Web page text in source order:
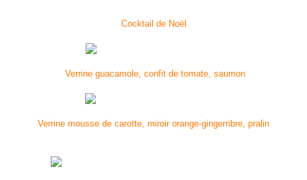
Cocktail de Noël
Verrine guacamole, confit de tomate, saumon
Verrine mousse de carotte, miroir orange-gingembre, pralin